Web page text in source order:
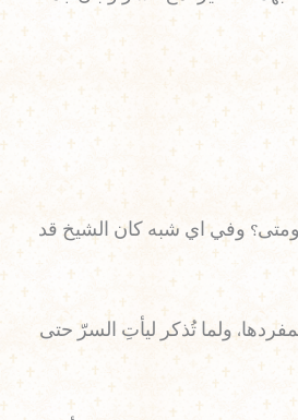
ومتى؟ وفي اي شبه كان الشيخ قد
ولما تُذكر ليأتِ السرّ حتى